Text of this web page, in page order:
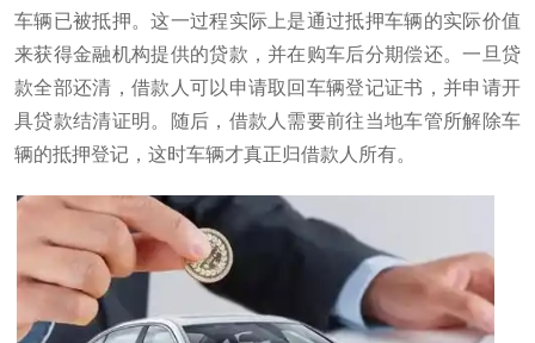
车辆已被抵押。这一过程实际上是通过抵押车辆的实际价值
来获得金融机构提供的贷款，并在购车后分期偿还。一旦贷
款全部还清，借款人可以申请取回车辆登记证书，并申请开
具贷款结清证明。随后，借款人需要前往当地车管所解除车
辆的抵押登记，这时车辆才真正归借款人所有。